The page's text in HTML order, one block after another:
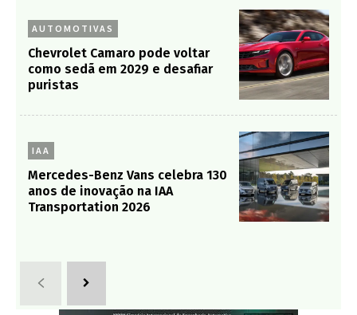
AUTOMOTIVAS
Chevrolet Camaro pode voltar
como sedã em 2029 e desafiar
puristas
IAA
Mercedes-Benz Vans celebra 130
anos de inovação na IAA
Transportation 2026